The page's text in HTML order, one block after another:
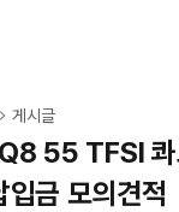
게시글
55 TFSI 콰
금 모의견적